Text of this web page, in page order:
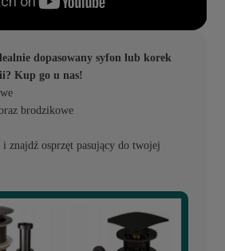
dopasowany syfon lub korek
Kup go u nas!
brodzikowe
i znajdź osprzęt pasujący do twojej